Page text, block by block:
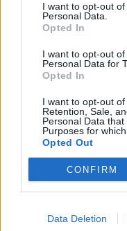
I want to opt-out
Personal Data.
Opted In
I want to opt-out
Personal Data for
Opted In
I want to opt-out of
Retention, Sale,
Personal Data
Purposes for
Opted Out
CONFIRM
Data Deletion